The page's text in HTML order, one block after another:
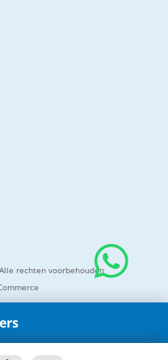
rechten voorbehouden